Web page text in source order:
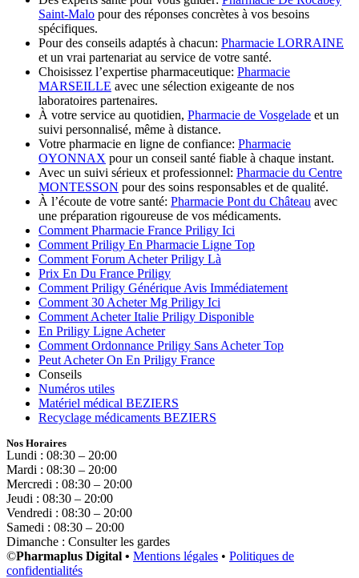
Saint-Malo pour des réponses concrètes à vos besoins
spécifiques.
Pour des conseils adaptés à chacun: Pharmacie LORRAINE
et un vrai partenariat au service de votre santé.
Choisissez l’expertise pharmaceutique: Pharmacie
MARSEILLE avec une sélection exigeante de nos
laboratoires partenaires.
À votre service au quotidien, Pharmacie de Vosgelade et un
suivi personnalisé, même à distance.
Votre pharmacie en ligne de confiance: Pharmacie
OYONNAX pour un conseil santé fiable à chaque instant.
Avec un suivi sérieux et professionnel: Pharmacie du Centre
MONTESSON pour des soins responsables et de qualité.
À l’écoute de votre santé: Pharmacie Pont du Château avec
une préparation rigoureuse de vos médicaments.
Comment Pharmacie France Priligy Ici
Comment Priligy En Pharmacie Ligne Top
Comment Forum Acheter Priligy Là
Prix En Du France Priligy
Comment Priligy Générique Avis Immédiatement
Comment 30 Acheter Mg Priligy Ici
Comment Acheter Italie Priligy Disponible
En Priligy Ligne Acheter
Comment Ordonnance Priligy Sans Acheter Top
Peut Acheter On En Priligy France
Conseils
Numéros utiles
Matériel médical BEZIERS
Recyclage médicaments BEZIERS
Nos Horaires
Lundi : 08:30 – 20:00
Mardi : 08:30 – 20:00
Mercredi : 08:30 – 20:00
Jeudi : 08:30 – 20:00
Vendredi : 08:30 – 20:00
Samedi : 08:30 – 20:00
Dimanche : Consulter les gardes
©Pharmaplus Digital • Mentions légales • Politiques de
confidentialités